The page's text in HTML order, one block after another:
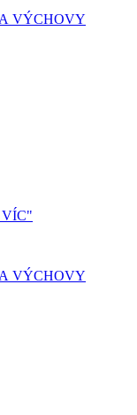
VÝCHOVY
VÍC"
VÝCHOVY